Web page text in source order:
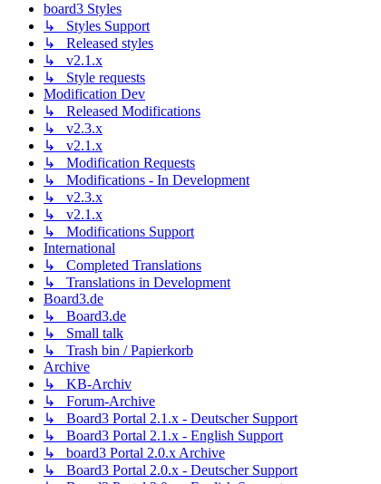
board3 Styles
↳ Styles Support
↳ Released styles
↳ v2.1.x
↳ Style requests
Modification Dev
↳ Released Modifications
↳ v2.3.x
↳ v2.1.x
↳ Modification Requests
↳ Modifications - In Development
↳ v2.3.x
↳ v2.1.x
↳ Modifications Support
International
↳ Completed Translations
↳ Translations in Development
Board3.de
↳ Board3.de
↳ Small talk
↳ Trash bin / Papierkorb
Archive
↳ KB-Archiv
↳ Forum-Archive
↳ Board3 Portal 2.1.x - Deutscher Support
↳ Board3 Portal 2.1.x - English Support
↳ board3 Portal 2.0.x Archive
↳ Board3 Portal 2.0.x - Deutscher Support